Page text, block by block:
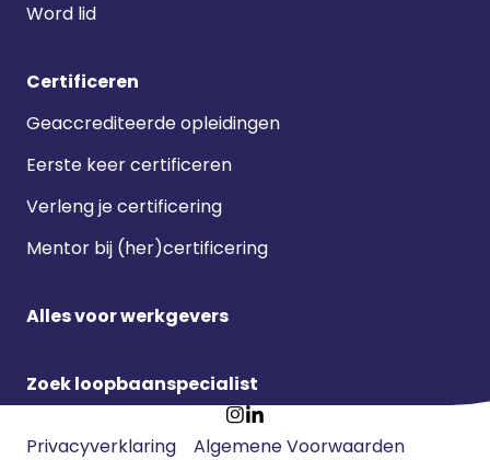
Word lid
Certificeren
Geaccrediteerde opleidingen
Eerste keer certificeren
Verleng je certificering
Mentor bij (her)certificering
Alles voor werkgevers
Zoek loopbaanspecialist
GaGa
Footer
Privacyverklaring
Algemene Voorwaarden